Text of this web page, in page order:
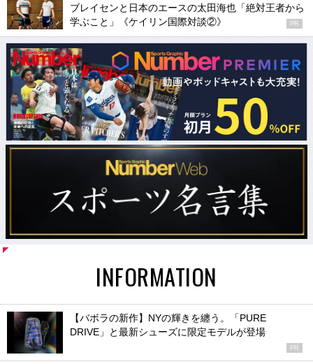
ブレイセンと日本のエースの太田海也「絶対王者から
学ぶこと」《ケイリン国際対談②》
PR
INFORMATION
【バボラの新作】NYの輝きを纏う。「PURE
DRIVE」と最新シューズに限定モデルが登場
PR